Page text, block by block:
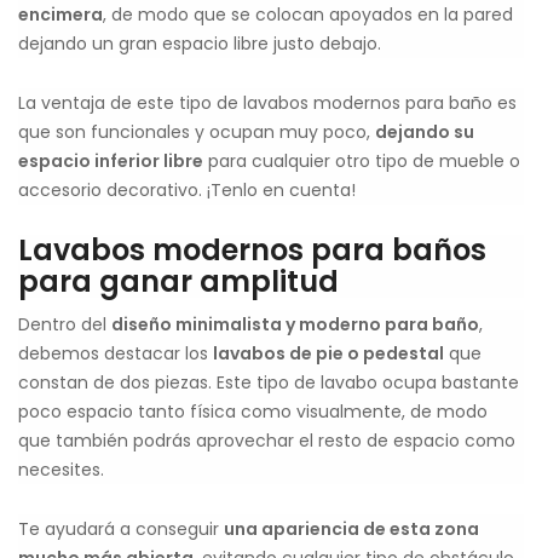
encimera, de modo que se colocan apoyados en la pared
dejando un gran espacio libre justo debajo.
La ventaja de este tipo de lavabos modernos para baño es
que son funcionales y ocupan muy poco, dejando su
espacio inferior libre para cualquier otro tipo de mueble o
accesorio decorativo. ¡Tenlo en cuenta!
Lavabos modernos para baños
para ganar amplitud
Dentro del diseño minimalista y moderno para baño,
debemos destacar los lavabos de pie o pedestal que
constan de dos piezas. Este tipo de lavabo ocupa bastante
poco espacio tanto física como visualmente, de modo
que también podrás aprovechar el resto de espacio como
necesites.
Te ayudará a conseguir una apariencia de esta zona